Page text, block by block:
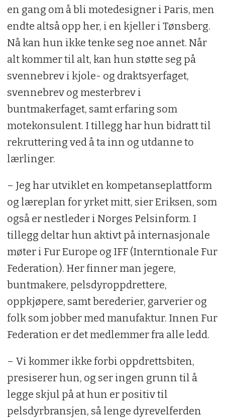
en gang om å bli motedesigner i Paris, men
endte altså opp her, i en kjeller i Tønsberg.
Nå kan hun ikke tenke seg noe annet. Når
alt kommer til alt, kan hun støtte seg på
svennebrev i kjole- og draktsyerfaget,
svennebrev og mesterbrev i
buntmakerfaget, samt erfaring som
motekonsulent. I tillegg har hun bidratt til
rekruttering ved å ta inn og utdanne to
lærlinger.
– Jeg har utviklet en kompetanseplattform
og læreplan for yrket mitt, sier Eriksen, som
også er nestleder i Norges Pelsinform. I
tillegg deltar hun aktivt på internasjonale
møter i Fur Europe og IFF (Interntionale Fur
Federation). Her finner man jegere,
buntmakere, pelsdyroppdrettere,
oppkjøpere, samt berederier, garverier og
folk som jobber med manufaktur. Innen Fur
Federation er det medlemmer fra alle ledd.
– Vi kommer ikke forbi oppdrettsbiten,
presiserer hun, og ser ingen grunn til å
legge skjul på at hun er positiv til
pelsdyrbransjen, så lenge dyrevelferden